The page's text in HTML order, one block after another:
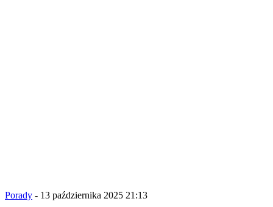
Porady - 13 października 2025 21:13